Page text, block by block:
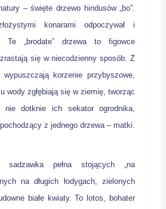
– święte drzewo hindusów „bo”.
konarami odpoczywał i
Te „brodate” drzewa to figowce
się w niecodzienny sposób. Z
wypuszczają korzenie przybyszowe,
wody zgłębiają się w ziemię, tworząc
dotknie ich sekator ogrodnika,
z jednego drzewa – matki.
sadzawka pełna stojących „na
na długich łodygach, zielonych
białe kwiaty. To lotos, bohater